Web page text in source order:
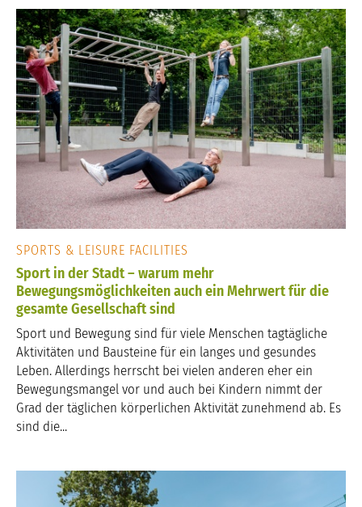
SPORTS & LEISURE FACILITIES
Sport in der Stadt – warum mehr
Bewegungsmöglichkeiten auch ein Mehrwert für die
gesamte Gesellschaft sind
Sport und Bewegung sind für viele Menschen tagtägliche
Aktivitäten und Bausteine für ein langes und gesundes
Leben. Allerdings herrscht bei vielen anderen eher ein
Bewegungsmangel vor und auch bei Kindern nimmt der
Grad der täglichen körperlichen Aktivität zunehmend ab. Es
sind die...